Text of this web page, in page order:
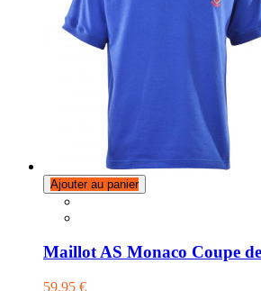
Ajouter au panier
Maillot AS Monaco Coupe
59,95 €